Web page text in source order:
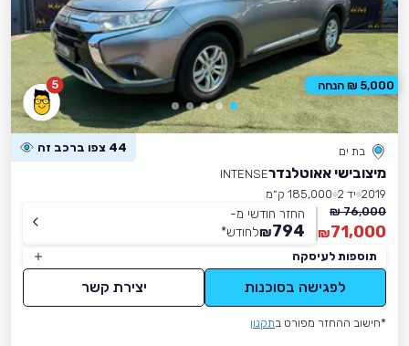
5
בת ים 44 צפו ברכב זה
מיצובישי אאוטלנדרINTENSE
2019 יד 2
185,000 ק״מ
76,000 ₪
71,000
₪
החזר חודשי מ-
794
₪לחודש*
תוספות לעיסקה
לפגישה בסוכנות יצירת קשר
*חישוב ההחזר מפורט בתקנון
5,000 ₪ הנחה